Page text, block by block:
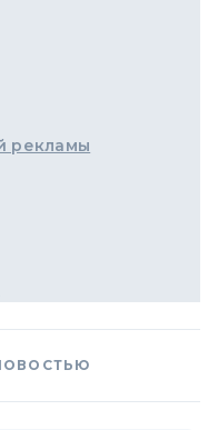
рекламы